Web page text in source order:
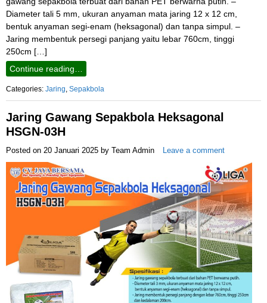
Diameter tali 5 mm, ukuran anyaman mata jaring 12 x 12 cm,
bentuk anyaman segi-enam (heksagonal) dan tanpa simpul. –
Jaring membentuk persegi panjang yaitu lebar 760cm, tinggi
250cm […]
Continue reading…
Categories: Jaring, Sepakbola
Jaring Gawang Sepakbola Heksagonal
HSGN-03H
Posted on 20 Januari 2025 by Team Admin Leave a comment